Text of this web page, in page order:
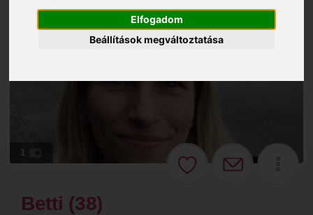
Elfogadom
Beállítások megváltoztatása
1
Betti (38)